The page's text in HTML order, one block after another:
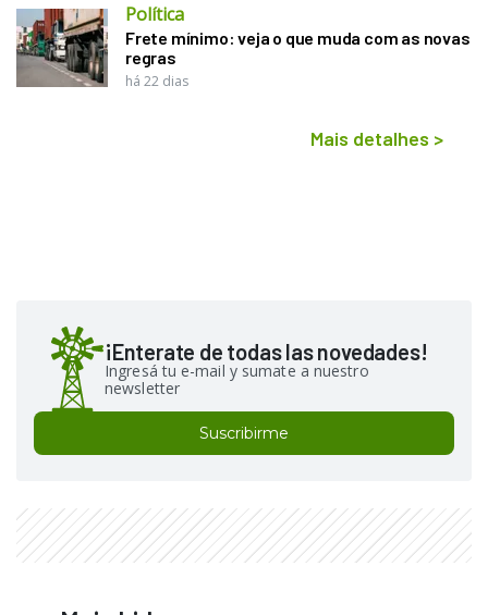
Política
Frete mínimo: veja o que muda com as novas
regras
há 22 dias
Mais detalhes >
¡Enterate de todas las novedades!
Ingresá tu e-mail y sumate a nuestro
newsletter
Suscribirme